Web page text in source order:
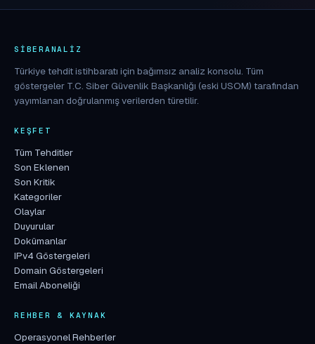
SIBERANALIZ
Türkiye tehdit istihbaratı için bağımsız analiz konsolu. Tüm
göstergeler T.C. Siber Güvenlik Başkanlığı (eski USOM) tarafından
yayımlanan doğrulanmış verilerden türetilir.
KEŞFET
Tüm Tehditler
Son Eklenen
Son Kritik
Kategoriler
Olaylar
Duyurular
Dokümanlar
IPv4 Göstergeleri
Domain Göstergeleri
Email Aboneliği
REHBER & KAYNAK
Operasyonel Rehberler